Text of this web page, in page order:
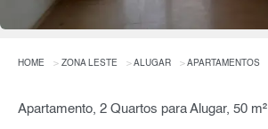
HOME ZONA LESTE ALUGAR APARTAMENTOS
Apartamento, 2 Quartos para Alugar, 50